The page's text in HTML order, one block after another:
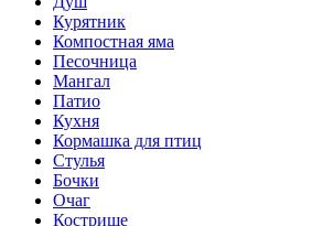
Курятник
Компостная яма
Песочница
Мангал
Патио
Кухня
Кормашка для птиц
Стулья
Бочки
Очаг
Кострище